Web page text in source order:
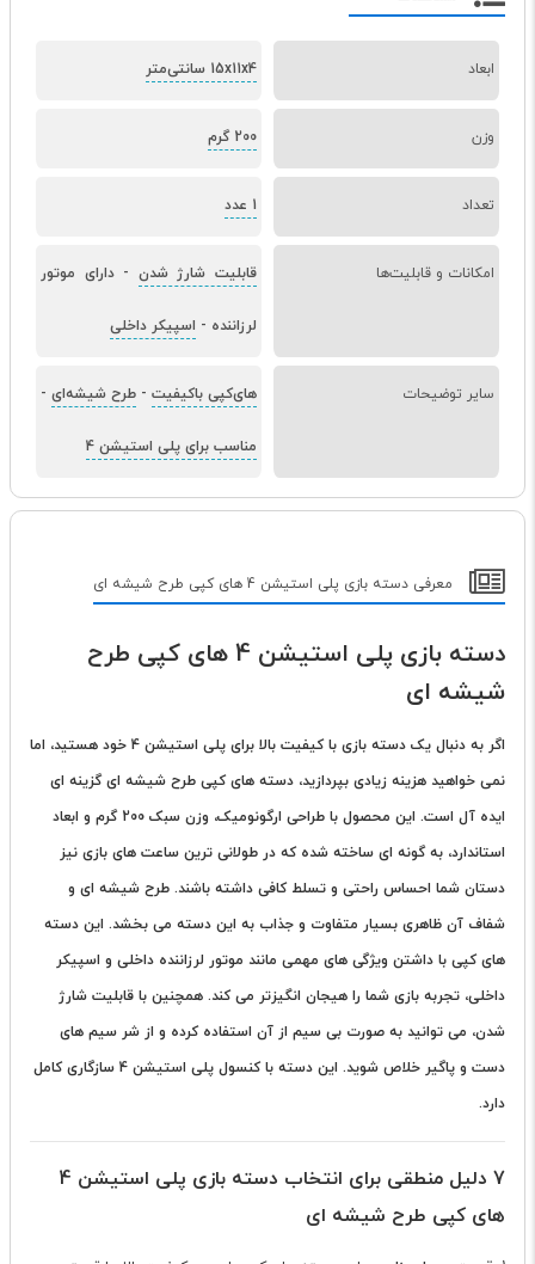
ابعاد 15x11x4 سانتی‌متر
وزن 200 گرم
تعداد 1 عدد
امکانات و قابلیت‌ها قابلیت شارژ شدن -دارای موتور
لرزاننده - اسپیکر داخلی
سایر توضیحات های‌کپی باکیفیت - طرح شیشه‌ای -
مناسب برای پلی استیشن 4
معرفی دسته بازی پلی استیشن 4 های کپی طرح شیشه ای
دسته بازی پلی استیشن 4 های کپی طرح
شیشه ای
اگر به دنبال یک دسته بازی
با کیفیت بالا برای پلی استیشن 4 خود هستید، اما
نمی خواهید هزینه زیادی بپردازید، دسته های کپی طرح شیشه ای گزینه ای
ایده آل است. این محصول با طراحی ارگونومیک، وزن سبک 200 گرم و ابعاد
استاندارد، به گونه ای ساخته شده که در طولانی ترین ساعت های بازی نیز
دستان شما احساس راحتی و تسلط کافی داشته باشند. طرح شیشه ای و
شفاف آن ظاهری بسیار متفاوت و جذاب به این دسته می بخشد. این دسته
های کپی با داشتن ویژگی های مهمی مانند موتور لرزاننده داخلی و اسپیکر
داخلی، تجربه بازی شما را هیجان انگیزتر می کند. همچنین با قابلیت شارژ
شدن، می توانید به صورت بی سیم از آن استفاده کرده و از شر سیم های
دست و پاگیر خلاص شوید. این دسته با کنسول پلی استیشن 4 سازگاری کامل
دارد.
7 دلیل منطقی برای انتخاب دسته بازی پلی استیشن 4
های کپی طرح شیشه ای